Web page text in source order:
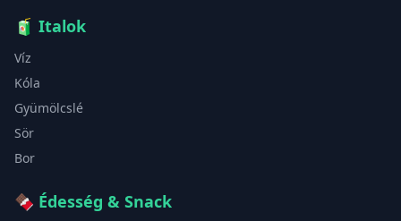
🧃 Italok
Víz
Kóla
Gyümölcslé
Sör
Bor
🍫 Édesség & Snack